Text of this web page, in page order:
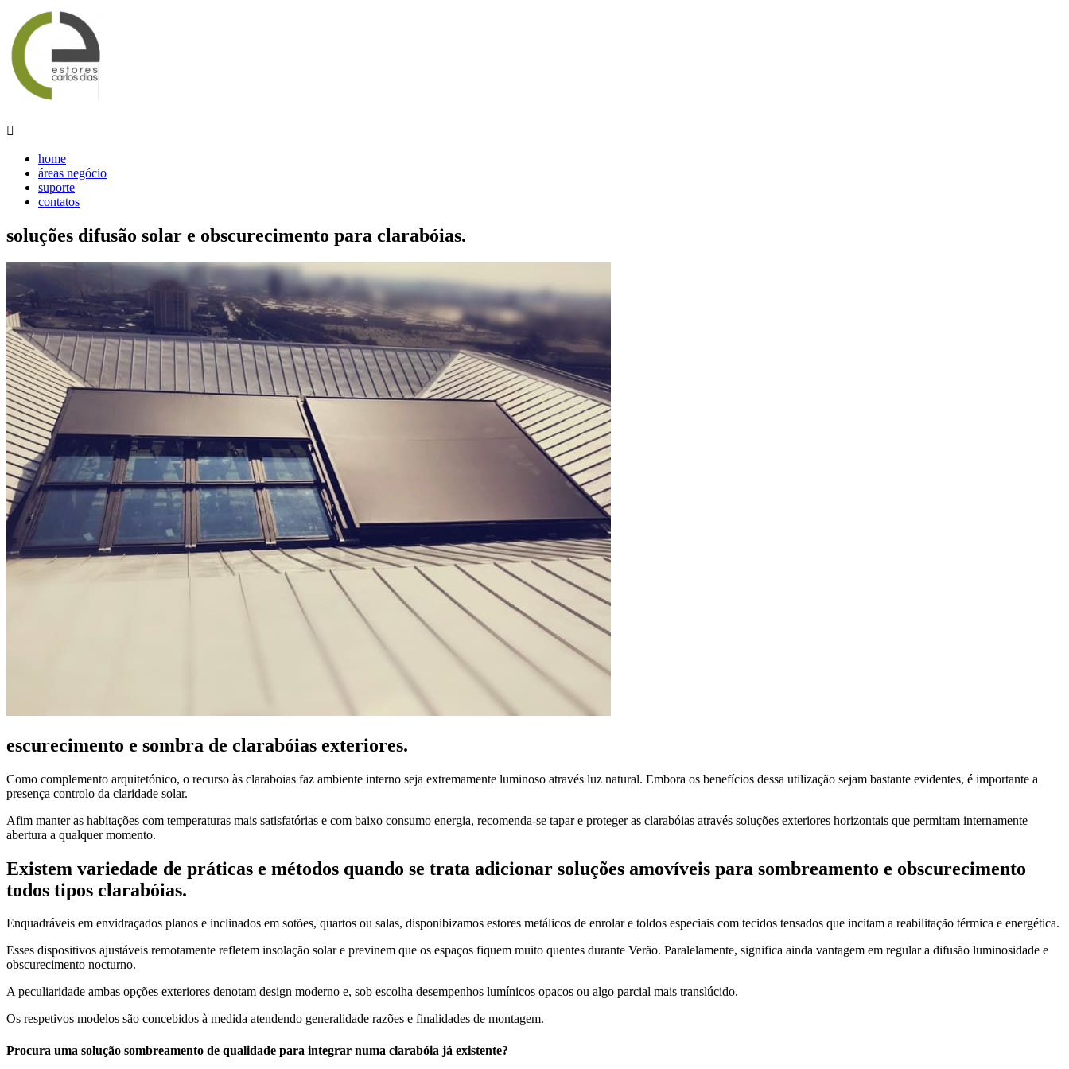

home
áreas negócio
suporte
contatos
soluções difusão solar e obscurecimento para clarabóias.
escurecimento e sombra de clarabóias exteriores.
Como complemento arquitetónico, o recurso às claraboias faz ambiente interno seja extremamente luminoso através luz natural. Embora os benefícios dessa utilização sejam bastante evidentes, é importante a
presença controlo da claridade solar.
Afim manter as habitações com temperaturas mais satisfatórias e com baixo consumo energia, recomenda-se tapar e proteger as clarabóias através soluções exteriores horizontais que permitam internamente
abertura a qualquer momento.
Existem variedade de práticas e métodos quando se trata adicionar soluções amovíveis para sombreamento e obscurecimento
todos tipos clarabóias.
Enquadráveis em envidraçados planos e inclinados em sotões, quartos ou salas, disponibizamos estores metálicos de enrolar e toldos especiais com tecidos tensados que incitam a reabilitação térmica e energética.
Esses dispositivos ajustáveis remotamente refletem insolação solar e previnem que os espaços fiquem muito quentes durante Verão. Paralelamente, significa ainda vantagem em regular a difusão luminosidade e
obscurecimento nocturno.
A peculiaridade ambas opções exteriores denotam design moderno e, sob escolha desempenhos lumínicos opacos ou algo parcial mais translúcido.
Os respetivos modelos são concebidos à medida atendendo generalidade razões e finalidades de montagem.
Procura uma solução sombreamento de qualidade para integrar numa clarabóia já existente?